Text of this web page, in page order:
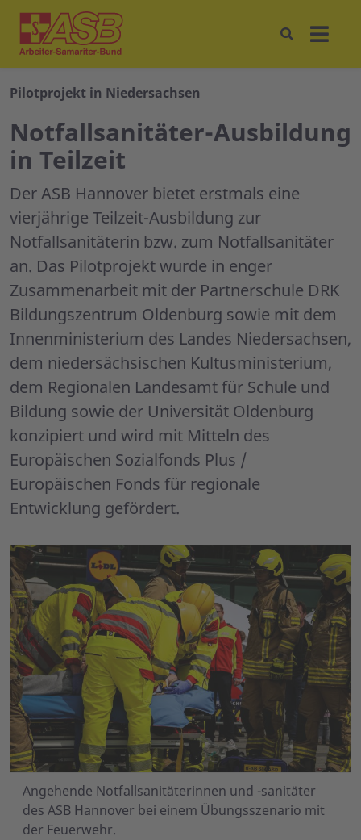
Pilotprojekt in Niedersachsen
Notfallsanitäter-Ausbildung
in Teilzeit
Der ASB Hannover bietet erstmals eine
vierjährige Teilzeit-Ausbildung zur
Notfallsanitäterin bzw. zum Notfallsanitäter
an. Das Pilotprojekt wurde in enger
Zusammenarbeit mit der Partnerschule DRK
Bildungszentrum Oldenburg sowie mit dem
Innenministerium des Landes Niedersachsen,
dem niedersächsischen Kultusministerium,
dem Regionalen Landesamt für Schule und
Bildung sowie der Universität Oldenburg
konzipiert und wird mit Mitteln des
Europäischen Sozialfonds Plus /
Europäischen Fonds für regionale
Entwicklung gefördert.
Angehende Notfallsanitäterinnen und -sanitäter
des ASB Hannover bei einem Übungsszenario mit
der Feuerwehr.